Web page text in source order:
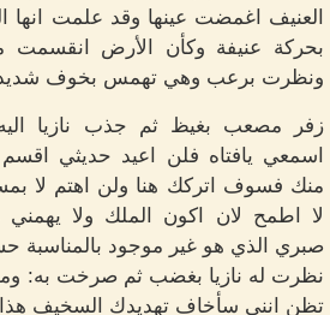
العنيف اغمضت عينها وقد علمت انها
بحركة عنيفة وكأن الأرض انقسمت
ونظرت برعب وهي تهمس بخوف
زفر مصعب بغيظ ثم جذب نازيا
اسمعي يافتاه فلن اعيد حديثي
منك فسوف اتركك هنا ولن اهتم لا
لا اطمح لان اكون الملك ولا يهمني
صبري الذي هو غير موجود بالمناسبة
نظرت له نازيا بغضب ثم صرخت به:
تظن انني سأخاف تهديدك السخيف